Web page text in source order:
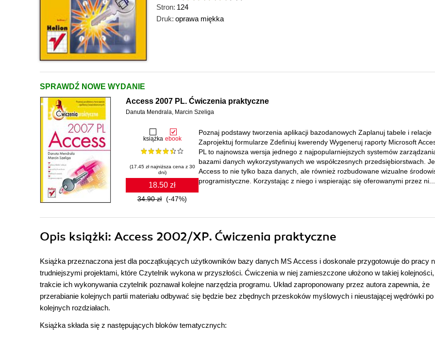
Stron: 124
Druk: oprawa miękka
SPRAWDŹ NOWE WYDANIE
Access 2007 PL. Ćwiczenia praktyczne
Danuta Mendrala, Marcin Szeliga
książka ebook
(17.45 zł najniższa cena z 30
dni)
18.50 zł
34.90 zł (-47%)
Poznaj podstawy tworzenia aplikacji bazodanowych Zaplanuj tabele i relacje
Zaprojektuj formularze Zdefiniuj kwerendy Wygeneruj raporty Microsoft
PL to najnowsza wersja jednego z najpopularniejszych systemów
bazami danych wykorzystywanych we współczesnych przedsiębiorstwach.
Access to nie tylko baza danych, ale również rozbudowane wizualne
programistyczne. Korzystając z niego i wspierając się oferowanymi przez ni...
Opis książki: Access 2002/XP. Ćwiczenia praktyczne
Książka przeznaczona jest dla początkujących użytkowników bazy danych MS Access i doskonale przygotowuje do pracy
trudniejszymi projektami, które Czytelnik wykona w przyszłości. Ćwiczenia w niej zamieszczone ułożono w takiej
trakcie ich wykonywania czytelnik poznawał kolejne narzędzia programu. Układ zaproponowany przez autora zapewnia, że
przerabianie kolejnych partii materiału odbywać się będzie bez zbędnych przeskoków myślowych i nieustającej wędrówki po
kolejnych rozdziałach.
Książka składa się z następujących bloków tematycznych: